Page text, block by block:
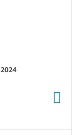
KATALOG OBRAZŮ GALERIE RENSTEIN 2024